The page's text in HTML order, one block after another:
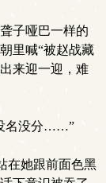
子哑巴一样的
里喊“被赵战藏
来迎一迎，难
名没分……”
在她跟前面色黑